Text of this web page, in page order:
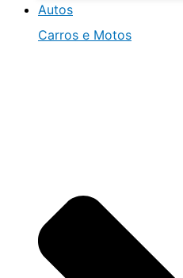
Autos
Carros e Motos